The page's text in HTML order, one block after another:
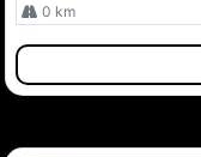
0 km